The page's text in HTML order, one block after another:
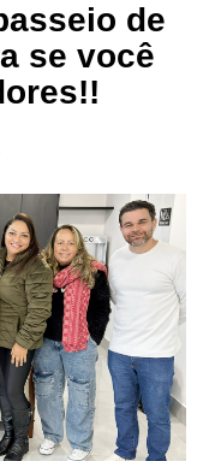
de
se você